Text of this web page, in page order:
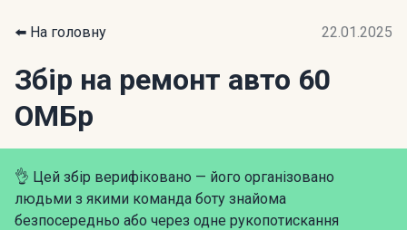
⬅️ На головну 22.01.2025
Збір на ремонт авто 60
ОМБр
👌 Цей збір верифіковано — його організовано
людьми з якими команда боту знайома
безпосередньо або через одне рукопотискання